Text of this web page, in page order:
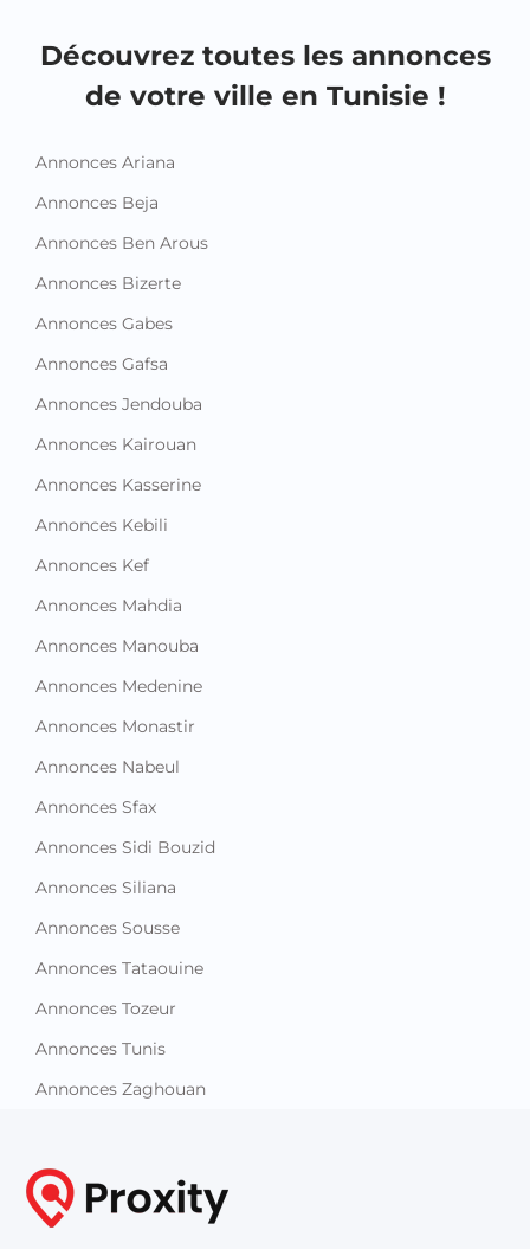
Découvrez toutes les annonces
de votre ville en Tunisie !
Annonces Ariana
Annonces Beja
Annonces Ben Arous
Annonces Bizerte
Annonces Gabes
Annonces Gafsa
Annonces Jendouba
Annonces Kairouan
Annonces Kasserine
Annonces Kebili
Annonces Kef
Annonces Mahdia
Annonces Manouba
Annonces Medenine
Annonces Monastir
Annonces Nabeul
Annonces Sfax
Annonces Sidi Bouzid
Annonces Siliana
Annonces Sousse
Annonces Tataouine
Annonces Tozeur
Annonces Tunis
Annonces Zaghouan